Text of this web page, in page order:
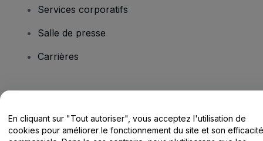
Services corporatifs
Salle de presse
Carrières
Centre d'assistance / Nous contacter
En cliquant sur "Tout autoriser", vous acceptez l'utilisation de
cookies pour améliorer le fonctionnement du site et son efficacité